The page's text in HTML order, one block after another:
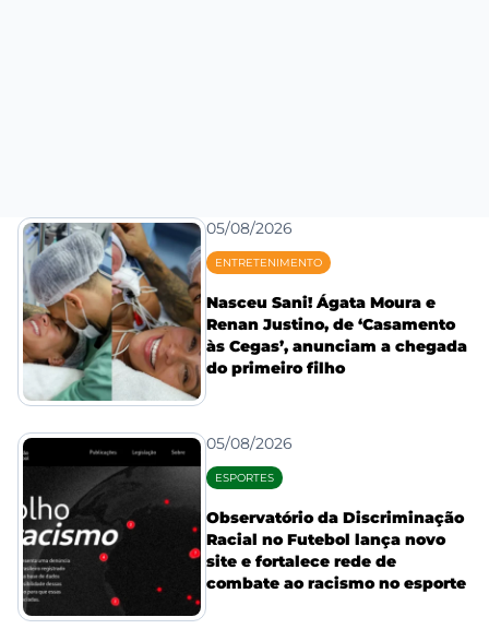
05/08/2026
ENTRETENIMENTO
Nasceu Sani! Ágata Moura e
Renan Justino, de ‘Casamento
às Cegas’, anunciam a chegada
do primeiro filho
05/08/2026
ESPORTES
Observatório da Discriminação
Racial no Futebol lança novo
site e fortalece rede de
combate ao racismo no esporte